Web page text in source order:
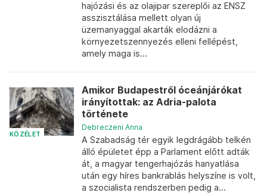
hajózási és az olajipar szereplői az ENSZ
asszisztálása mellett olyan új
üzemanyaggal akarták elodázni a
környezetszennyezés elleni fellépést,
amely maga is...
KÖZÉLET
Amikor Budapestről óceánjárókat
irányítottak: az Adria-palota
története
Debreczeni Anna
A Szabadság tér egyik legdrágább telkén
álló épületet épp a Parlament előtt adták
át, a magyar tengerhajózás hanyatlása
után egy híres bankrablás helyszíne is volt,
a szocialista rendszerben pedig a...